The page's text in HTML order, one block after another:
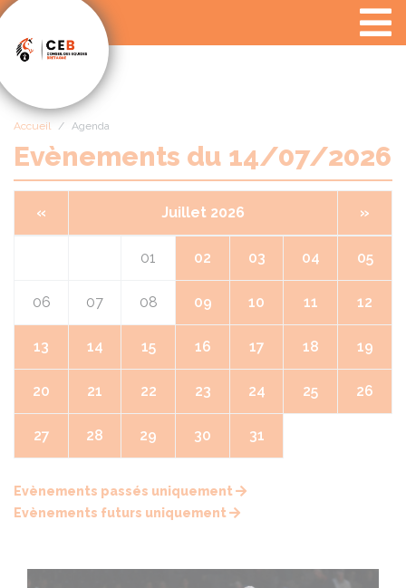
Accueil Agenda
Evènements du 14/07/2026
« Juillet 2026 »
01 02 03 04 05
06 07 08 09 10 11 12
13 14 15 16 17 18 19
20 21 22 23 24 25 26
27 28 29 30 31
Evènements passés uniquement
Evènements futurs uniquement
Panneau de gestion des cookies